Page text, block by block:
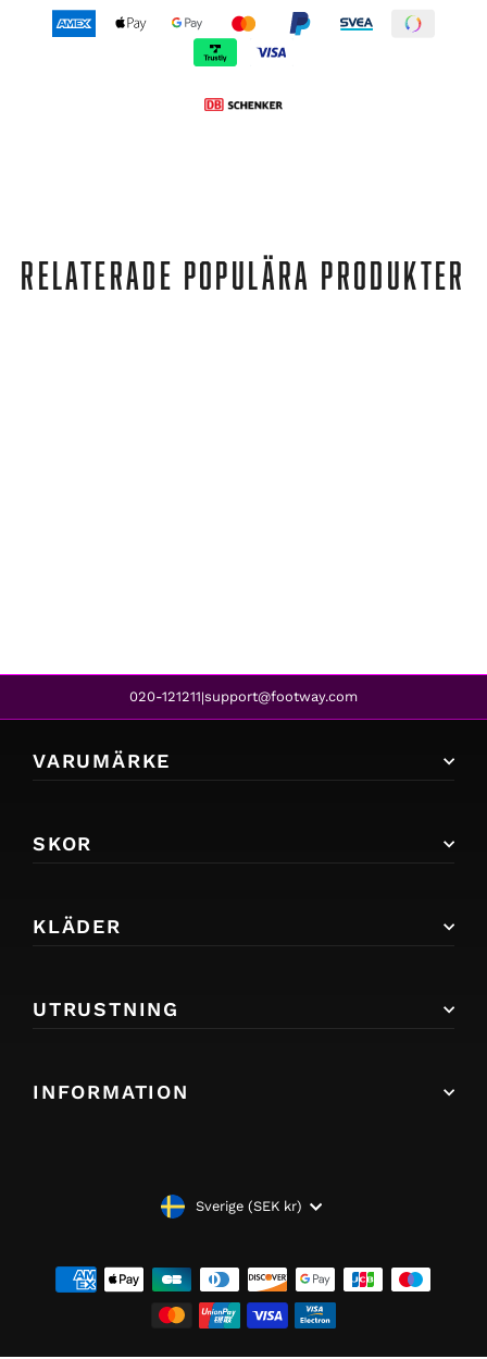
RELATERADE POPULÄRA PRODUKTER
020-121211|support@footway.com
VARUMÄRKE
SKOR
KLÄDER
UTRUSTNING
INFORMATION
VALUTASverige (SEK kr)